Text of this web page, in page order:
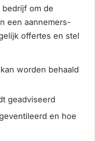
bedrijf om de
een aannemers-
offertes en stel
worden behaald
geadviseerd
en hoe